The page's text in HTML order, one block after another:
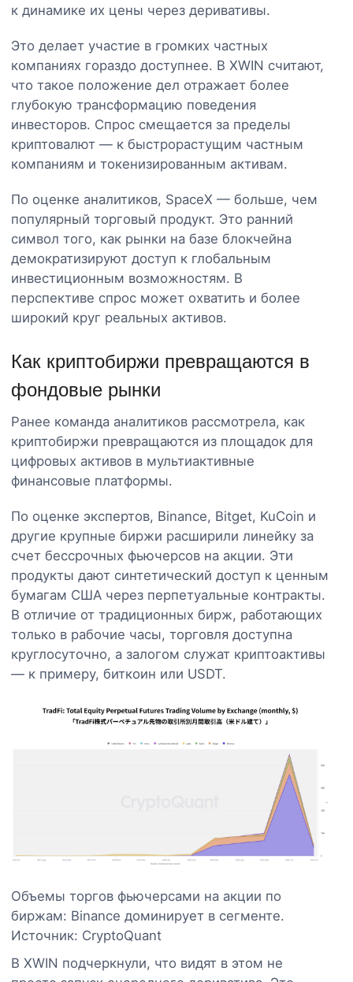
к динамике их цены через деривативы.
Это делает участие в громких частных
компаниях гораздо доступнее. В XWIN считают,
что такое положение дел отражает более
глубокую трансформацию поведения
инвесторов. Спрос смещается за пределы
криптовалют — к быстрорастущим частным
компаниям и токенизированным активам.
По оценке аналитиков, SpaceX — больше, чем
популярный торговый продукт. Это ранний
символ того, как рынки на базе блокчейна
демократизируют доступ к глобальным
инвестиционным возможностям. В
перспективе спрос может охватить и более
широкий круг реальных активов.
Как криптобиржи превращаются в
фондовые рынки
Ранее команда аналитиков рассмотрела, как
криптобиржи превращаются из площадок для
цифровых активов в мультиактивные
финансовые платформы.
По оценке экспертов, Binance, Bitget, KuCoin и
другие крупные биржи расширили линейку за
счет бессрочных фьючерсов на акции. Эти
продукты дают синтетический доступ к ценным
бумагам США через перпетуальные контракты.
В отличие от традиционных бирж, работающих
только в рабочие часы, торговля доступна
круглосуточно, а залогом служат криптоактивы
— к примеру, биткоин или USDT.
Объемы торгов фьючерсами на акции по
биржам: Binance доминирует в сегменте.
Источник: CryptoQuant
В XWIN подчеркнули, что видят в этом не